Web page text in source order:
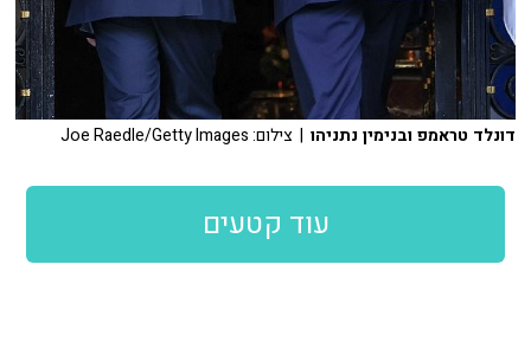
דונלד טראמפ ובנימין נתניהו | צילום: Joe Raedle/Getty Images
עוד קטעים